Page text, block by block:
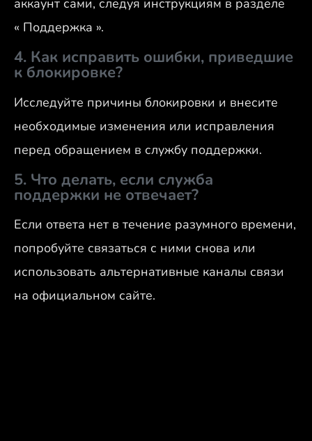
аккаунт сами, следуя инструкциям в разделе
« Поддержка ».
4. Как исправить ошибки, приведшие
к блокировке?
Исследуйте причины блокировки и внесите
необходимые изменения или исправления
перед обращением в службу поддержки.
5. Что делать, если служба
поддержки не отвечает?
Если ответа нет в течение разумного времени,
попробуйте связаться с ними снова или
использовать альтернативные каналы связи
на официальном сайте.